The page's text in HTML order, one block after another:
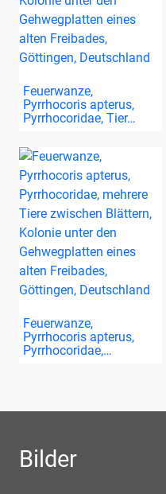
Feuerwanze,
Pyrrhocoris apterus,
Pyrrhocoridae, Tier…
Feuerwanze,
Pyrrhocoris apterus,
Pyrrhocoridae,…
Bilder